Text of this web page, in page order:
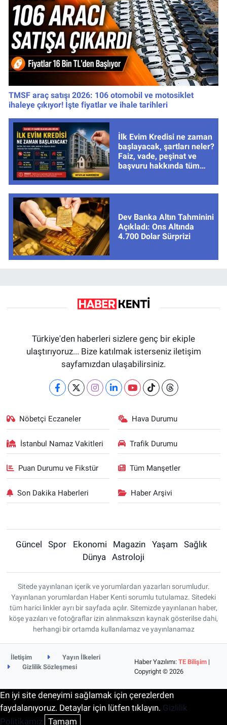
TMSF araç satışı 2026: 106 otomobil ve motosiklet
ihaleye çıkıyor! İşte fiyatlar ve ihale tarihleri
İlk Evim Kredisi ne zaman
başlayacak, şartları neler?
Faiz, vade, peşinat ve
başvuru hakkında tüm
Dev Banka Altın Tahminini
Açıkladı: Ons Altında
4.700 Dolar Sürprizi
Türkiye'den haberleri sizlere genç bir ekiple
ulaştırıyoruz... Bize katılmak isterseniz iletişim
sayfamızdan ulaşabilirsiniz.
Nöbetçi Eczaneler Hava Durumu
İstanbul Namaz Vakitleri Trafik Durumu
Puan Durumu ve Fikstür Tüm Manşetler
Son Dakika Haberleri Haber Arşivi
Güncel Spor Ekonomi Magazin Yaşam
Sağlık
Dünya
Astroloji
Sitede yayınlanan içerik ve yorumlardan yazarları sorumludur.
Yayınlanan yorumlardan Haber Kenti sorumlu tutulamaz. Sitedeki
tüm harici linkler ayrı bir sayfada açılır. Sitemizde yayınlanan haber,
köşe yazıları ve fotoğraflar izin alınmaksızın kaynak gösterilse dahi,
herhangi bir ortamda kullanılamaz ve yayınlanamaz
İletişim
Yayın İlkeleri
Gizlilik Sözleşmesi
Haber Yazılımı:TE Bilişim |
Copyright © 2026
En iyi site deneyimi sağlamak için çerezlerden
faydalanıyoruz. Detaylar için lütfen tıklayın. Gizlilik
Politikamız Tamam